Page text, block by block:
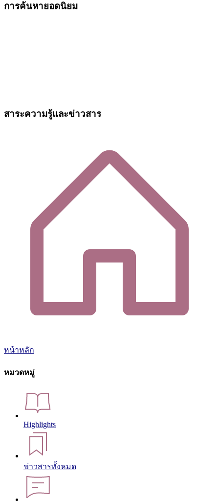
การค้นหายอดนิยม
สาระความรู้และข่าวสาร
หน้าหลัก
หมวดหมู่
Highlights
ข่าวสารทั้งหมด